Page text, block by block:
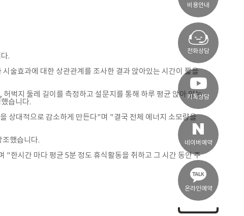
.
효과에 대한 상관관계를 조사한 결과 앉아있는 시간이 짧을
벅지 둘레 길이를 측정하고 설문지를 통해 하루 평균 앉아 있는
습니다.
상대적으로 감소하게 만든다"며 "결국 전체 에너지 소모량을
했습니다.
"한시간 마다 평균 5분 정도 휴식활동을 취하고 그 시간 동안 주
비용안내
전화상담
카톡상담
네이버예약
온라인예약